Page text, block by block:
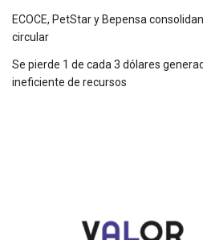
ECOCE, PetStar y Bepensa
circular
Se pierde 1 de cada 3 dólares
ineficiente de recursos